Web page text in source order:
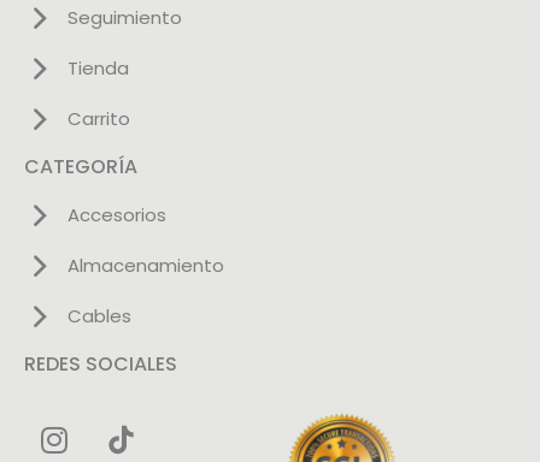
Seguimiento
Tienda
Carrito
CATEGORÍA
Accesorios
Almacenamiento
Cables
REDES SOCIALES